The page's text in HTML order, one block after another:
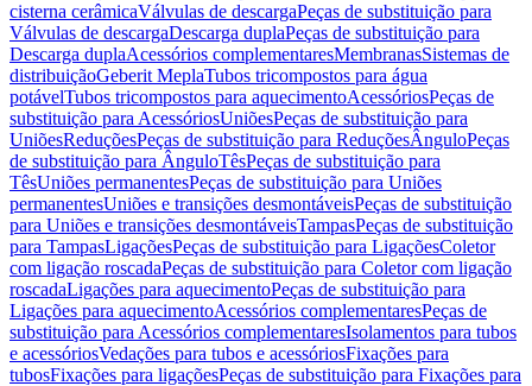
cisterna cerâmicaVálvulas de descargaPeças de substituição para
Válvulas de descargaDescarga duplaPeças de substituição para
Descarga duplaAcessórios complementaresMembranasSistemas de
distribuiçãoGeberit MeplaTubos tricompostos para água
potávelTubos tricompostos para aquecimentoAcessóriosPeças de
substituição para AcessóriosUniõesPeças de substituição para
UniõesReduçõesPeças de substituição para ReduçõesÂnguloPeças
de substituição para ÂnguloTêsPeças de substituição para
TêsUniões permanentesPeças de substituição para Uniões
permanentesUniões e transições desmontáveisPeças de substituição
para Uniões e transições desmontáveisTampasPeças de substituição
para TampasLigaçõesPeças de substituição para LigaçõesColetor
com ligação roscadaPeças de substituição para Coletor com ligação
roscadaLigações para aquecimentoPeças de substituição para
Ligações para aquecimentoAcessórios complementaresPeças de
substituição para Acessórios complementaresIsolamentos para tubos
e acessóriosVedações para tubos e acessóriosFixações para
tubosFixações para ligaçõesPeças de substituição para Fixações para